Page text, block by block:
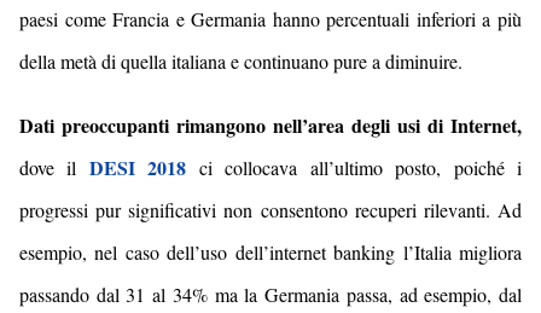
paesi come Francia e Germania hanno percentuali inferioria più
della metà di quella italiana e continuano pure a diminuire.
Dati preoccupanti rimangono nell’area degli usi di Internet,
dove il DESI2018 ci collocava all’ultimo posto, poiché i
progressi pur significativi non consentono recuperi rilevanti. Ad
esempio, nel caso dell’uso dell’internet banking l’Italia migliora
passando dal 31 al 34% ma la Germania passa, ad esempio, dal